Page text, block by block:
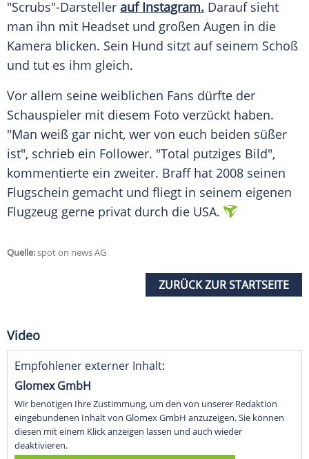
"Scrubs"-Darsteller auf Instagram. Darauf sieht
man ihn mit Headset und großen Augen in die
Kamera blicken. Sein Hund sitzt auf seinem Schoß
und tut es ihm gleich.
Vor allem seine weiblichen Fans dürfte der
Schauspieler mit diesem Foto verzückt haben.
"Man weiß gar nicht, wer von euch beiden süßer
ist", schrieb ein Follower. "Total putziges Bild",
kommentierte ein zweiter. Braffhat 2008 seinen
Flugschein gemacht und fliegt in seinem eigenen
Flugzeug gerne privat durch die USA.
Quelle:spot on news AG
ZURÜCK ZUR STARTSEITE
Video
Empfohlener externer Inhalt:
Glomex GmbH
Wir benötigen Ihre Zustimmung, um den von unserer Redaktion
eingebundenen Inhalt von Glomex GmbH anzuzeigen. Sie können
diesen mit einem Klick anzeigen lassen und auch wieder
deaktivieren.